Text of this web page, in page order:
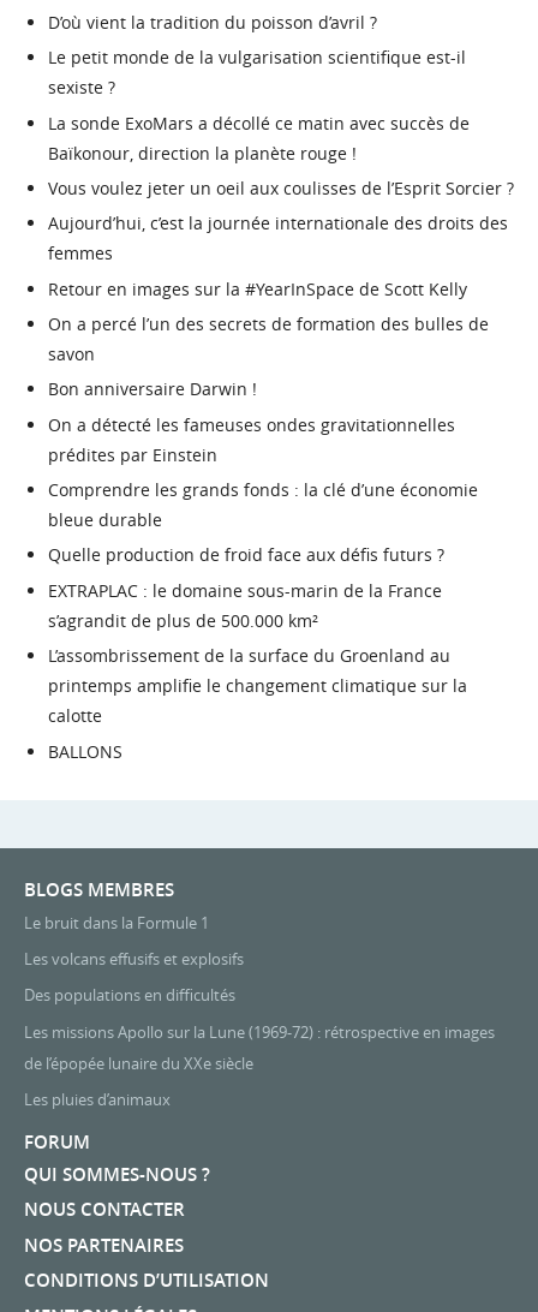
D’où vient la tradition du poisson d’avril ?
Le petit monde de la vulgarisation scientifique est-il
sexiste ?
La sonde ExoMars a décollé ce matin avec succès de
Baïkonour, direction la planète rouge !
Vous voulez jeter un oeil aux coulisses de l’Esprit Sorcier ?
Aujourd’hui, c’est la journée internationale des droits des
femmes
Retour en images sur la #YearInSpace de Scott Kelly
On a percé l’un des secrets de formation des bulles de
savon
Bon anniversaire Darwin !
On a détecté les fameuses ondes gravitationnelles
prédites par Einstein
Comprendre les grands fonds : la clé d’une économie
bleue durable
Quelle production de froid face aux défis futurs ?
EXTRAPLAC : le domaine sous-marin de la France
s’agrandit de plus de 500.000 km²
L’assombrissement de la surface du Groenland au
printemps amplifie le changement climatique sur la
calotte
BALLONS
BLOGS MEMBRES
Le bruit dans la Formule 1
Les volcans effusifs et explosifs
Des populations en difficultés
Les missions Apollo sur la Lune (1969-72) : rétrospective en images
de l’épopée lunaire du XXe siècle
Les pluies d’animaux
FORUM
QUI SOMMES-NOUS ?
NOUS CONTACTER
NOS PARTENAIRES
CONDITIONS D’UTILISATION